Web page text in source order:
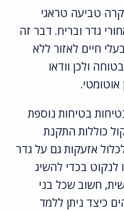
טביעה טראגי
גדר ובריח. דבר זה
חיים לאזור ללא
ולכן וודאו
בטיחות נוספת
כוללות התקנת
אזעקות גם על גדר
לנקוט בכדי להשיג
חשוב שכל בני
כיצד ניתן ללמד